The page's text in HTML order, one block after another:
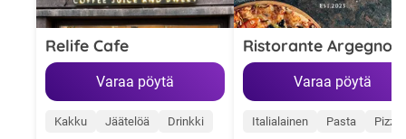
Relife Cafe
Varaa pöytä
Kakku Jäätelöä Drinkki
Ristorante Argegno
Varaa pöytä
Italialainen Pasta Pizza